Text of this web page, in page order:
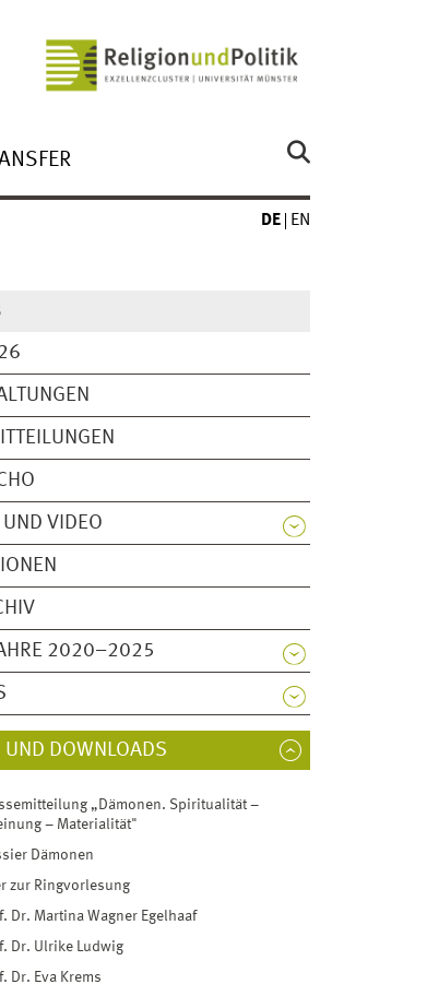
DE EN
UND VIDEO
2020–2025
UND DOWNLOADS
„Dämonen. Spiritualität –
– Materialität"
Dämonen
zur Ringvorlesung
Dr. Martina Wagner Egelhaaf
Dr. Ulrike Ludwig
Dr. Eva Krems